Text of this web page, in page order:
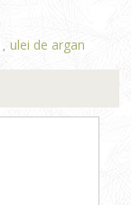
, ulei de argan